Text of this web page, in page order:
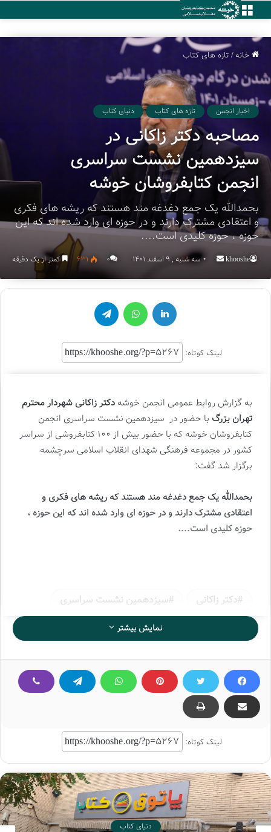
منو
خانه/تازه های کتاب
اخبار انجمن تازه های کتاب دنیای کتاب
مصاحبه دکتر زاکانی در
سیزدهمین نشست سراسری
انجمن کتابفروشان خوشه
بحمدالله یک جمع دغدغه مند هستند که ریشه های فکری
و اعتقادی مشترک دارند و در حوزه ای وارد شده اند که این
حوزه ، حوزه کلیدی است....
khooshe
Send
email
سه شنبه , 9 اسفند 1401 ۰ 631 کمتر از یک دقیقه
لینکدین واتس آپ تلگرام
لینک کوتاه:
به گزارش روابط عمومی انجمن خوشه دکتر زاکانی شهردار محترم
تهران بزرگ با حضور در سیزدهمین نشست سراسری انجمن
کتابفروشان خوشه که با حضور بیش از 100 کتابفروشی از سراسر
کشور در مجموعه فرهنگی شهدای انقلاب اسلامی سرچشمه
برگزار شد گفت:
بحمدالله یک جمع دغدغه مند هستند که ریشه های فکری و
اعتقادی مشترک دارند و در حوزه ای وارد شده اند که این حوزه ،
حوزه کلیدی است….
دکتر زاکانی سیزدهمین نشست سراسری
نمایش بیشتر
لینک کوتاه:
دنیای کتاب